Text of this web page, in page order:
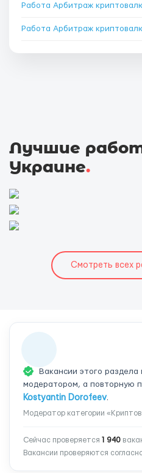
Работа Арбитраж
Работа Арбитраж
Лучшие
Украине.
Смотреть всех
Вакансии этого
модератором, а повторную
Kostyantin Dorofeev.
Модератор категории
Сейчас проверяется 1 940
Вакансии проверяются